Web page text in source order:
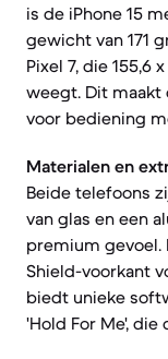
is de iPhone 15
gewicht van 171
Pixel 7, die 155,6
weegt. Dit maakt
voor bediening
Materialen en
Beide telefoons
van glas en een
premium gevoel.
Shield-voorkant
biedt unieke
'Hold For Me',